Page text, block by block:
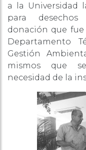
a la Universidad
para
donación que
Departamento
Gestión
mismos que
necesidad de la